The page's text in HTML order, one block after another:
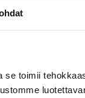
se toimii